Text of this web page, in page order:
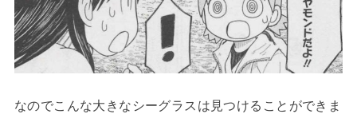
なのでこんな大きなシーグラスは見つけることができま